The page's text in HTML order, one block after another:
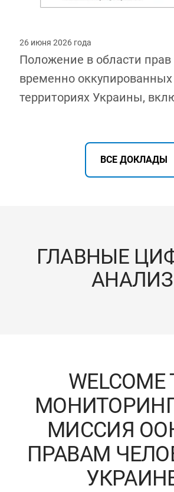
26 июня 2026 года
Положение в области прав
временно оккупированных
территориях Украины,
ВСЕ ДОКЛАДЫ
ГЛАВНЫЕ
АНАЛИЗ
WELCOME
МИССИЯ
ПРАВАМ